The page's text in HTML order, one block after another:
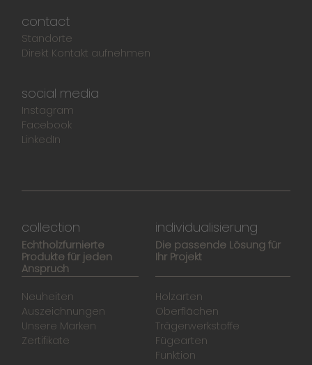
contact
Standorte
Direkt Kontakt aufnehmen
social media
Instagram
Facebook
LinkedIn
collection
Echtholzfurnierte
Produkte für jeden
Anspruch
Neuheiten
Auszeichnungen
Unsere Marken
Zertifikate
individualisierung
Die passende Lösung für
Ihr Projekt
Holzarten
Oberflächen
Trägerwerkstoffe
Fügearten
Funktion